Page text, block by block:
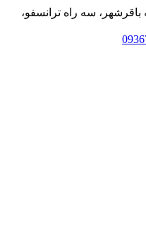
باقرشهر، سه راه ترانسفو،